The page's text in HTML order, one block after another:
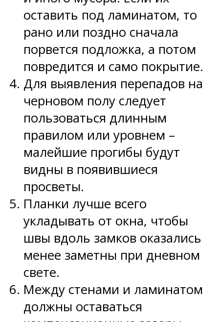
оставить под ламинатом, то
рано или поздно сначала
порвется подложка, а потом
повредится и само покрытие.
Для выявления перепадов на
черновом полу следует
пользоваться длинным
правилом или уровнем –
малейшие прогибы будут
видны в появившиеся
просветы.
Планки лучше всего
укладывать от окна, чтобы
швы вдоль замков оказались
менее заметны при дневном
свете.
Между стенами и ламинатом
должны оставаться